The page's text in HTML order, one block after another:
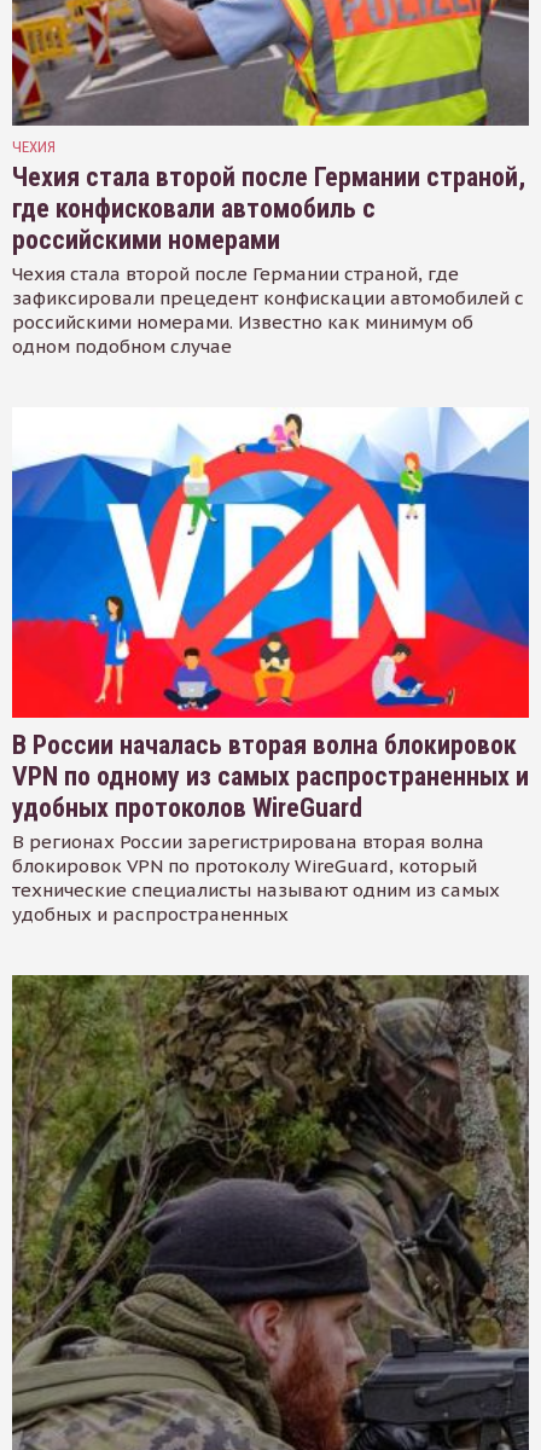
ЧЕХИЯ
Чехия стала второй после Германии страной,
где конфисковали автомобиль с
российскими номерами
Чехия стала второй после Германии страной, где
зафиксировали прецедент конфискации автомобилей с
российскими номерами. Известно как минимум об
одном подобном случае
В России началась вторая волна блокировок
VPN по одному из самых распространенных и
удобных протоколов WireGuard
В регионах России зарегистрирована вторая волна
блокировок VPN по протоколу WireGuard, который
технические специалисты называют одним из самых
удобных и распространенных